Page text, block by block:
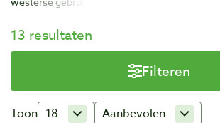
eenvoudig kunnen worden vervangen.
13 resultaten
Filteren
Toon 18 Aanbevolen